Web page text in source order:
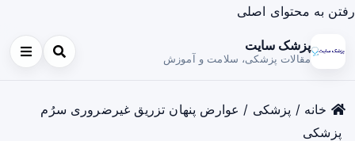
رفتن به محتوای اصلی
پزشک سایت
مقالات پزشکی، سلامت و آموزش
خانه / پزشکی / عوارض پنهان تزریق غیرضروری سرُم
پزشکی